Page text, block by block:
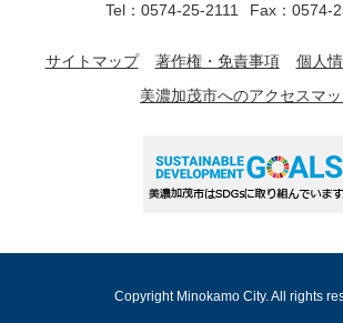
Tel：0574-25-2111
Fax：0574-
サイトマップ 著作権・免責事項
個人
美濃加茂市へのアクセスマ
Copyright Minokamo City. All rights